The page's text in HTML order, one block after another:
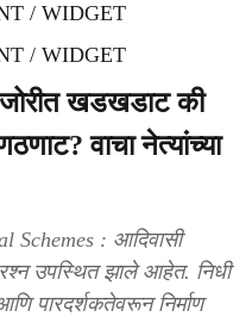
/ WIDGET
/ WIDGET
खडखडाट की
वाचा नेत्यांच्या
: आदिवासी
उपस्थित झाले आहेत. निधी
पारदर्शकतेवरून निर्माण